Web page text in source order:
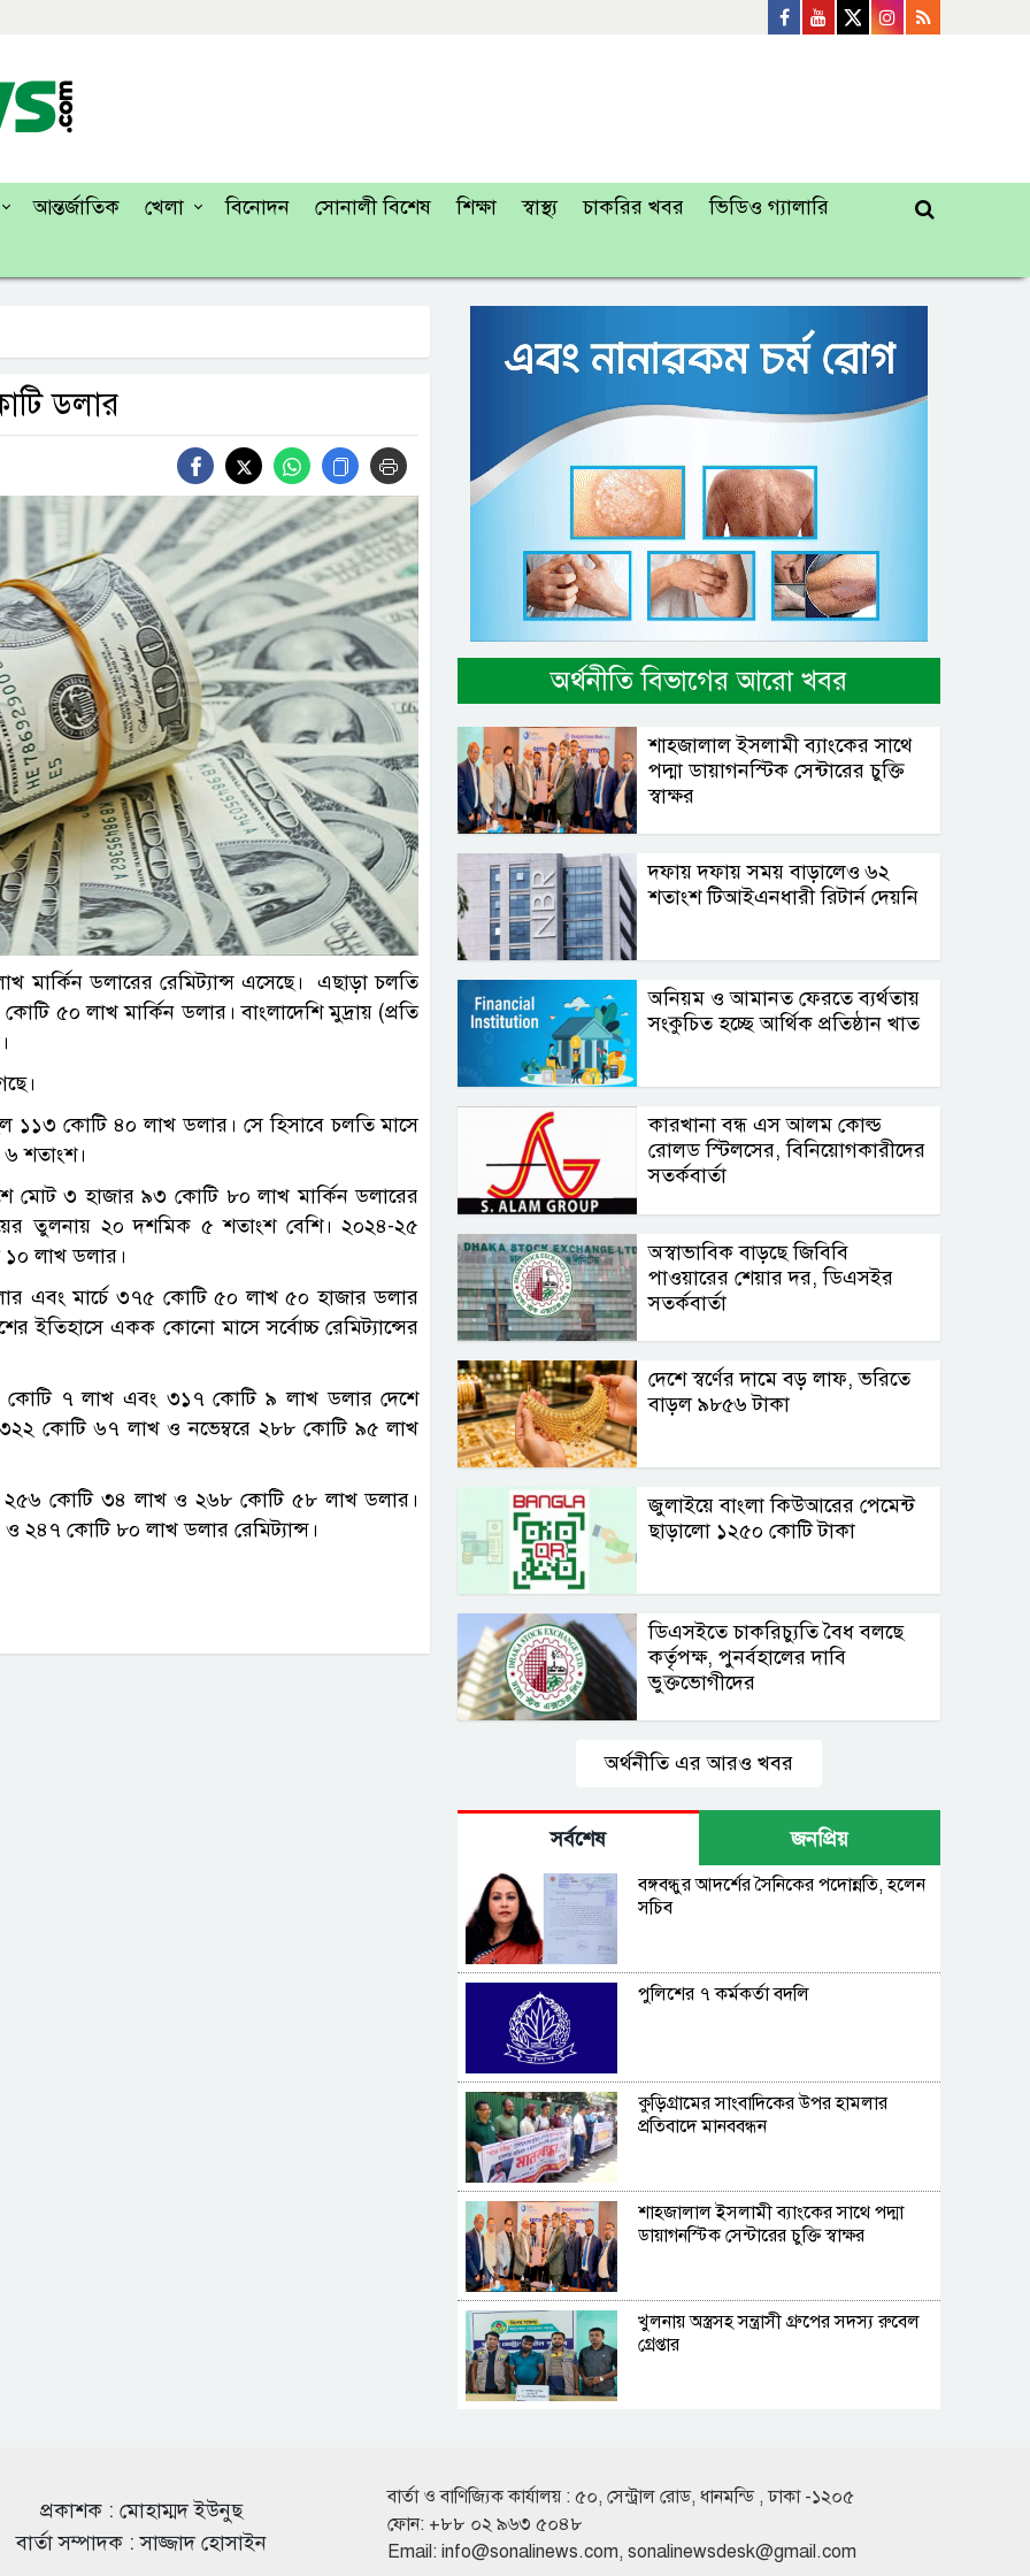
আন্তর্জাতিক খেলা বিনোদন সোনালী বিশেষ শিক্ষা স্বাস্থ্য চাকরির খবর ভিডিও গ্যালারি
ডলার
ডলারের রেমিট্যান্স এসেছে। এছাড়া চলতি
৫০ লাখ মার্কিন ডলার। বাংলাদেশি মুদ্রায় (প্রতি
১১৩ কোটি ৪০ লাখ ডলার। সে হিসাবে চলতি মাসে
৬ শতাংশ।
মোট ৩ হাজার ৯৩ কোটি ৮০ লাখ মার্কিন ডলারের
তুলনায় ২০ দশমিক ৫ শতাংশ বেশি। ২০২৪-২৫
লাখ ডলার।
এবং মার্চে ৩৭৫ কোটি ৫০ লাখ ৫০ হাজার ডলার
ইতিহাসে একক কোনো মাসে সর্বোচ্চ রেমিট্যান্সের
৭ লাখ এবং ৩১৭ কোটি ৯ লাখ ডলার দেশে
৩২২ কোটি ৬৭ লাখ ও নভেম্বরে ২৮৮ কোটি ৯৫ লাখ
২৫৬ কোটি ৩৪ লাখ ও ২৬৮ কোটি ৫৮ লাখ ডলার।
কোটি ৮০ লাখ ডলার রেমিট্যান্স।
অর্থনীতি বিভাগের আরো খবর
শাহ্জালাল ইসলামী ব্যাংকের সাথে
পদ্মা ডায়াগনস্টিক সেন্টারের চুক্তি
স্বাক্ষর
দফায় দফায় সময় বাড়ালেও ৬২
শতাংশ টিআইএনধারী রিটার্ন দেয়নি
অনিয়ম ও আমানত ফেরতে ব্যর্থতায়
সংকুচিত হচ্ছে আর্থিক প্রতিষ্ঠান খাত
কারখানা বন্ধ এস আলম কোল্ড
রোলড স্টিলসের, বিনিয়োগকারীদের
সতর্কবার্তা
অস্বাভাবিক বাড়ছে জিবিবি
পাওয়ারের শেয়ার দর, ডিএসইর
সতর্কবার্তা
দেশে স্বর্ণের দামে বড় লাফ, ভরিতে
বাড়ল ৯৮৫৬ টাকা
জুলাইয়ে বাংলা কিউআরের পেমেন্ট
ছাড়ালো ১২৫০ কোটি টাকা
ডিএসইতে চাকরিচ্যুতি বৈধ বলছে
কর্তৃপক্ষ, পুনর্বহালের দাবি
ভুক্তভোগীদের
অর্থনীতি এর আরও খবর
সর্বশেষ জনপ্রিয়
বঙ্গবন্ধুর আদর্শের সৈনিকের পদোন্নতি, হলেন
সচিব
পুলিশের ৭ কর্মকর্তা বদলি
কুড়িগ্রামের সাংবাদিকের উপর হামলার
প্রতিবাদে মানববন্ধন
শাহ্জালাল ইসলামী ব্যাংকের সাথে পদ্মা
ডায়াগনস্টিক সেন্টারের চুক্তি স্বাক্ষর
খুলনায় অস্ত্রসহ সন্ত্রাসী গ্রুপের সদস্য রুবেল
গ্রেপ্তার
দুই বছরেই গর্ত আর খানাখন্দে ভরা ৪৭৫
কোটির ঈশ্বরদী-বানেশ্বর সড়ক
প্রকাশক : মোহাম্মদ ইউনুছ
বার্তা সম্পাদক : সাজ্জাদ হোসাইন
বার্তা ও বাণিজ্যিক কার্যালয় : ৫০, সেন্ট্রাল রোড, ধানমন্ডি , ঢাকা -১২০৫
ফোন: +৮৮ ০২ ৯৬৩ ৫০৪৮
Email: info@sonalinews.com, sonalinewsdesk@gmail.com